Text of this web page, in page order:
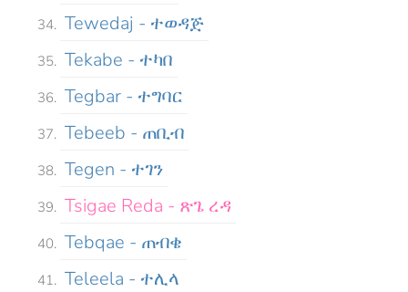
Tewedaj - ተወዳጅ
Tekabe - ተካበ
Tegbar - ተግባር
Tebeeb - ጠቢብ
Tegen - ተገን
Tsigae Reda - ጽጌ ረዳ
Tebqae - ጠብቄ
Teleela - ተሊላ